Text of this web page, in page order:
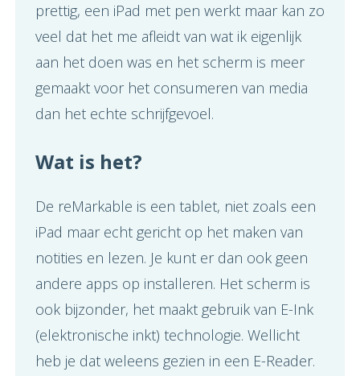
prettig, een iPad met pen werkt maar kan zo
veel dat het me afleidt van wat ik eigenlijk
aan het doen was en het scherm is meer
gemaakt voor het consumeren van media
dan het echte schrijfgevoel.
Wat is het?
De reMarkable is een tablet, niet zoals een
iPad maar echt gericht op het maken van
notities en lezen. Je kunt er dan ook geen
andere apps op installeren. Het scherm is
ook bijzonder, het maakt gebruik van E-Ink
(elektronische inkt) technologie. Wellicht
heb je dat weleens gezien in een E-Reader.